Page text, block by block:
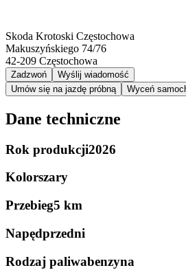
Skoda Krotoski Częstochowa
Makuszyńskiego 74/76
42-209 Częstochowa
Zadzwoń
Wyślij wiadomość
Umów się na jazdę próbną
Wyceń
Dane techniczne
Rok produkcji2026
Kolorszary
Przebieg5 km
Napędprzedni
Rodzaj paliwabenzyna